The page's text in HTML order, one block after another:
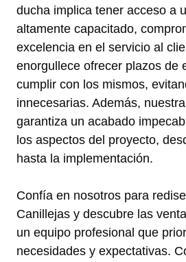
ducha implica tener acceso a
altamente capacitado,
excelencia en el servicio al
enorgullece ofrecer plazos de
cumplir con los mismos,
innecesarias. Además,
garantiza un acabado
los aspectos del proyecto,
hasta la implementación.
Confía en nosotros para
Canillejas y descubre las
un equipo profesional que
necesidades y expectativas.